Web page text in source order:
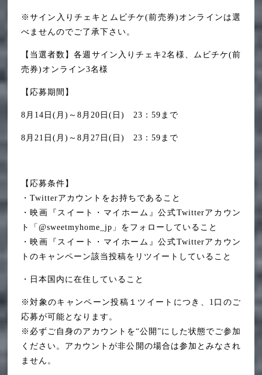
※サイン入りチェキとムビチケ(前売券)オンラインは選
べませんのでご了承下さい。
【当選者数】各週サイン入りチェキ2名様、ムビチケ(前
売券)オンライン3名様
【応募期間】
8月14日(月)～8月20日(日) 23：59まで
8月21日(月)～8月27日(日) 23：59まで
【応募条件】
・Twitterアカウントをお持ちであること
・映画『スイート・マイホーム』公式Twitterアカウン
ト「@sweetmyhome_jp」をフォローしていること
・映画『スイート・マイホーム』公式Twitterアカウン
トのキャンペーン該当投稿をリツイートしていること
・日本国内に在住していること
※対象のキャンペーン投稿１ツイートにつき、1口のご
応募が可能となります。
※必ずご自身のアカウントを“公開”にした状態でご参加
ください。アカウントが非公開の場合は参加とみなされ
ません。